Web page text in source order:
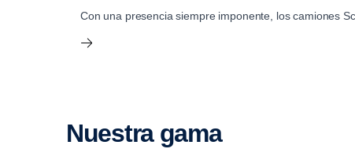
Con una presencia siempre imponente, los camiones
Nuestra gama